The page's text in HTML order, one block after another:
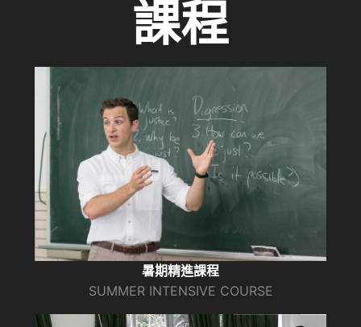
課程
暑期精進課程
SUMMER INTENSIVE COURSE